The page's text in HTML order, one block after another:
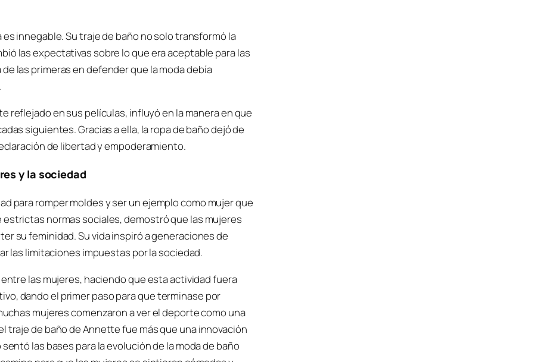
innegable. Su traje de baño no solo transformó la
las expectativas sobre lo que era aceptable para las
las primeras en defender que la moda debía
reflejado en sus películas, influyó en la manera en que
siguientes. Gracias a ella, la ropa de baño dejó de
de libertad y empoderamiento.
y la sociedad
para romper moldes y ser un ejemplo como mujer que
estrictas normas sociales, demostró que las mujeres
su feminidad. Su vida inspiró a generaciones de
las limitaciones impuestas por la sociedad.
las mujeres, haciendo que esta actividad fuera
dando el primer paso para que terminase por
mujeres comenzaron a ver el deporte como una
traje de baño de Annette fue más que una innovación
las bases para la evolución de la moda de baño